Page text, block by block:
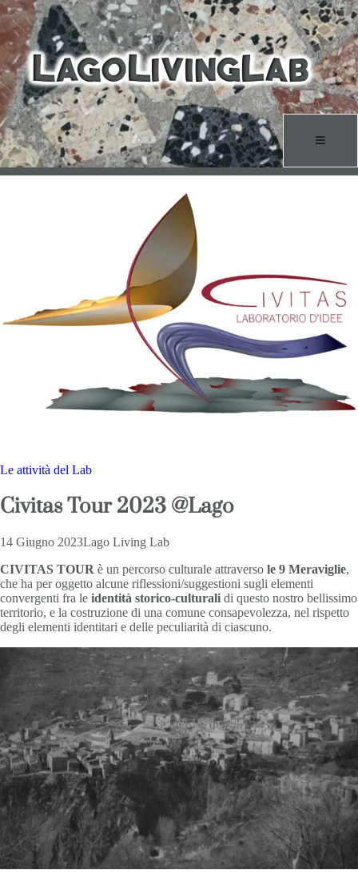
Le attività del Lab
Civitas Tour 2023 @Lago
14 Giugno 2023Lago Living Lab
CIVITAS TOUR è un percorso culturale attraverso le 9 Meraviglie,
che ha per oggetto alcune riflessioni/suggestioni sugli elementi
convergenti fra le identità storico-culturali di questo nostro bellissimo
territorio, e la costruzione di una comune consapevolezza, nel rispetto
degli elementi identitari e delle peculiarità di ciascuno.